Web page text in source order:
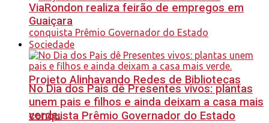
Projeto Alinhavando Redes de Bibliotecas
conquista Prêmio Governador do Estado
ViaRondon realiza feirão de empregos em
Guaiçara
Sociedade
No Dia dos Pais dê Presentes vivos: plantas
unem pais e filhos e ainda deixam a casa mais
verde.